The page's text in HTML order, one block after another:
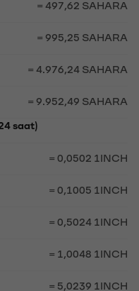
= 497,62 SAHARA
= 995,25 SAHARA
= 4.976,24 SAHARA
= 9.952,49 SAHARA
saat)
= 0,0502 1INCH
= 0,1005 1INCH
= 0,5024 1INCH
= 1,0048 1INCH
= 5,0239 1INCH